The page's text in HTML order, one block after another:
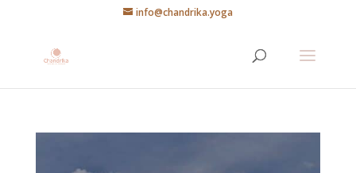
info@chandrika.yoga